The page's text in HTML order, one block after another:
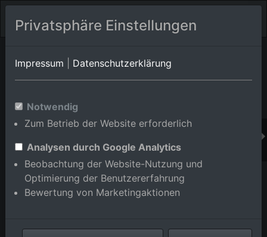
Orts-Album von Rastatt in Baden-Württemberg,Deutschland
Privatsphäre Einstellungen
Impressum Datenschutzerklärung
Notwendig
Zum Betrieb der Website erforderlich
Analysen durch Google Analytics
Beobachtung der Website-Nutzung und
Optimierung der Benutzererfahrung
Bewertung von Marketingaktionen